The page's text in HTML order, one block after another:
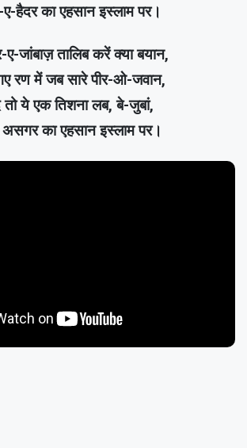
ए-हैदर का एहसान इस्लाम पर।
जांबाज़ तालिब करें क्या बयान,
रण में जब सारे पीर-ओ-जवान,
तो ये एक तिशना लब, बे-जुबां,
असगर का एहसान इस्लाम पर।